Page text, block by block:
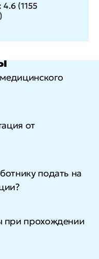
4.6 (1155
)
от
подать на
при прохождении